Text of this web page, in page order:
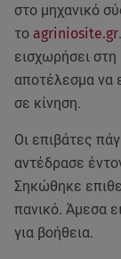
στο μηχανικό
το agriniosite.gr
εισχωρήσει στη
αποτέλεσμα να
σε κίνηση.
Οι επιβάτες
αντέδρασε
Σηκώθηκε
πανικό. Άμεσα
για βοήθεια.